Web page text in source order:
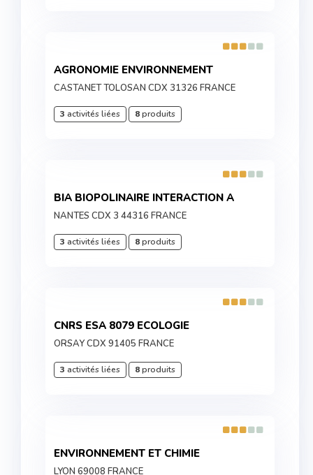
AGRONOMIE ENVIRONNEMENT
CASTANET TOLOSAN CDX 31326 FRANCE
3 activités liées 8produits
BIA BIOPOLINAIRE INTERACTION A
NANTES CDX 3 44316 FRANCE
3 activités liées 8produits
CNRS ESA 8079 ECOLOGIE
ORSAY CDX 91405 FRANCE
3 activités liées 8produits
ENVIRONNEMENT ET CHIMIE
LYON 69008 FRANCE